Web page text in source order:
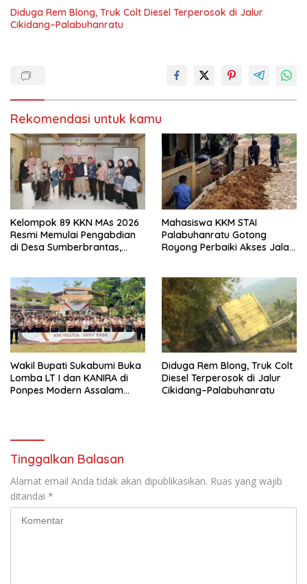
Diduga Rem Blong, Truk Colt Diesel Terperosok di Jalur
Cikidang–Palabuhanratu
Rekomendasi untuk kamu
Kelompok 89 KKN MAs 2026
Resmi Memulai Pengabdian
di Desa Sumberbrantas,
Mahasiswa KKM STAI
Palabuhanratu Gotong
Royong Perbaiki Akses Jalan
Wakil Bupati Sukabumi Buka
Lomba LT I dan KANIRA di
Ponpes Modern Assalam
Diduga Rem Blong, Truk Colt
Diesel Terperosok di Jalur
Cikidang–Palabuhanratu
Tinggalkan Balasan
Alamat email Anda tidak akan dipublikasikan. Ruas yang wajib
ditandai *